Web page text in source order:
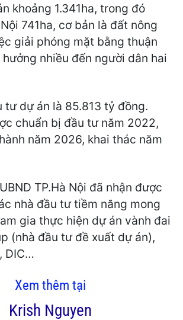
khoảng 1.341ha, trong đó
741ha, cơ bản là đất nông
giải phóng mặt bằng thuận
nhiều đến người dân hai
tư dự án là 85.813 tỷ đồng.
chuẩn bị đầu tư năm 2022,
năm 2026, khai thác năm
TP.Hà Nội đã nhận được
nhà đầu tư tiềm năng mong
gia thực hiện dự án vành đai
(nhà đầu tư đề xuất dự án),
DIC…
Xem thêm tại
Krish Nguyen